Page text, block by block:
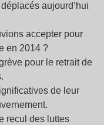
aujourd’hui
accepter pour
en 2014 ?
pour le retrait de
de leur
recul des luttes